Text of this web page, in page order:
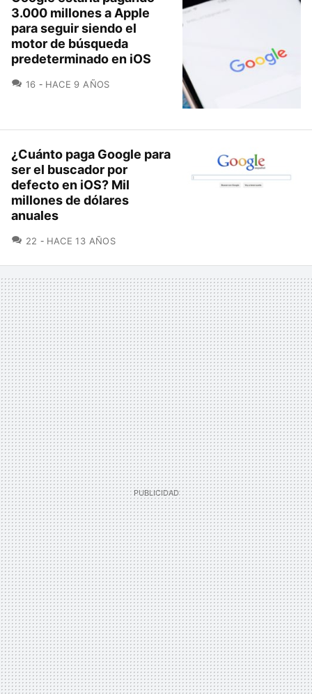
3.000 millones a Apple
para seguir siendo el
motor de búsqueda
predeterminado en iOS
16 COMENTARIOS
HACE 9 AÑOS
¿Cuánto paga Google para
ser el buscador por
defecto en iOS? Mil
millones de dólares
anuales
22 COMENTARIOS
HACE 13 AÑOS